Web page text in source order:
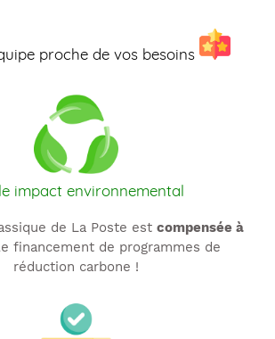
proche de vos besoins
impact environnemental
de La Poste est compensée à
financement de programmes de
réduction carbone !